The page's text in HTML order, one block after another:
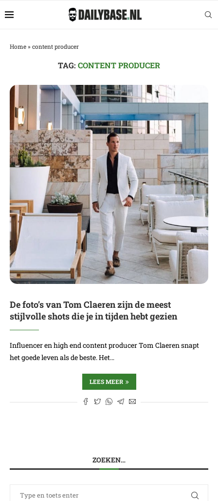
Home» content producer
TAG: CONTENT PRODUCER
De foto’s van Tom Claeren zijn de meest
stijlvolle shots die je in tijden hebt gezien
Influencer en high end content producer Tom Claeren snapt
het goede leven als de beste. Het…
LEES MEER
ZOEKEN…